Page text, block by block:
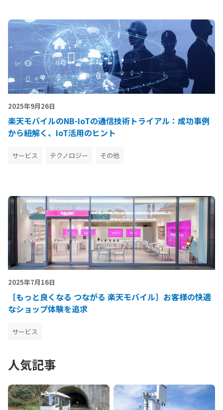
2025年9月26日
楽天モバイルのNB-IoTの通信技術トライアル：成功事例
から紐解く、IoT活用のヒント
サービス テクノロジー その他
2025年7月16日
［もっと良くなる つながる 楽天モバイル］お客様の快適
なショップ体験を追求
サービス
人気記事